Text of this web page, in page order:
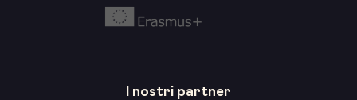
I nostri partner